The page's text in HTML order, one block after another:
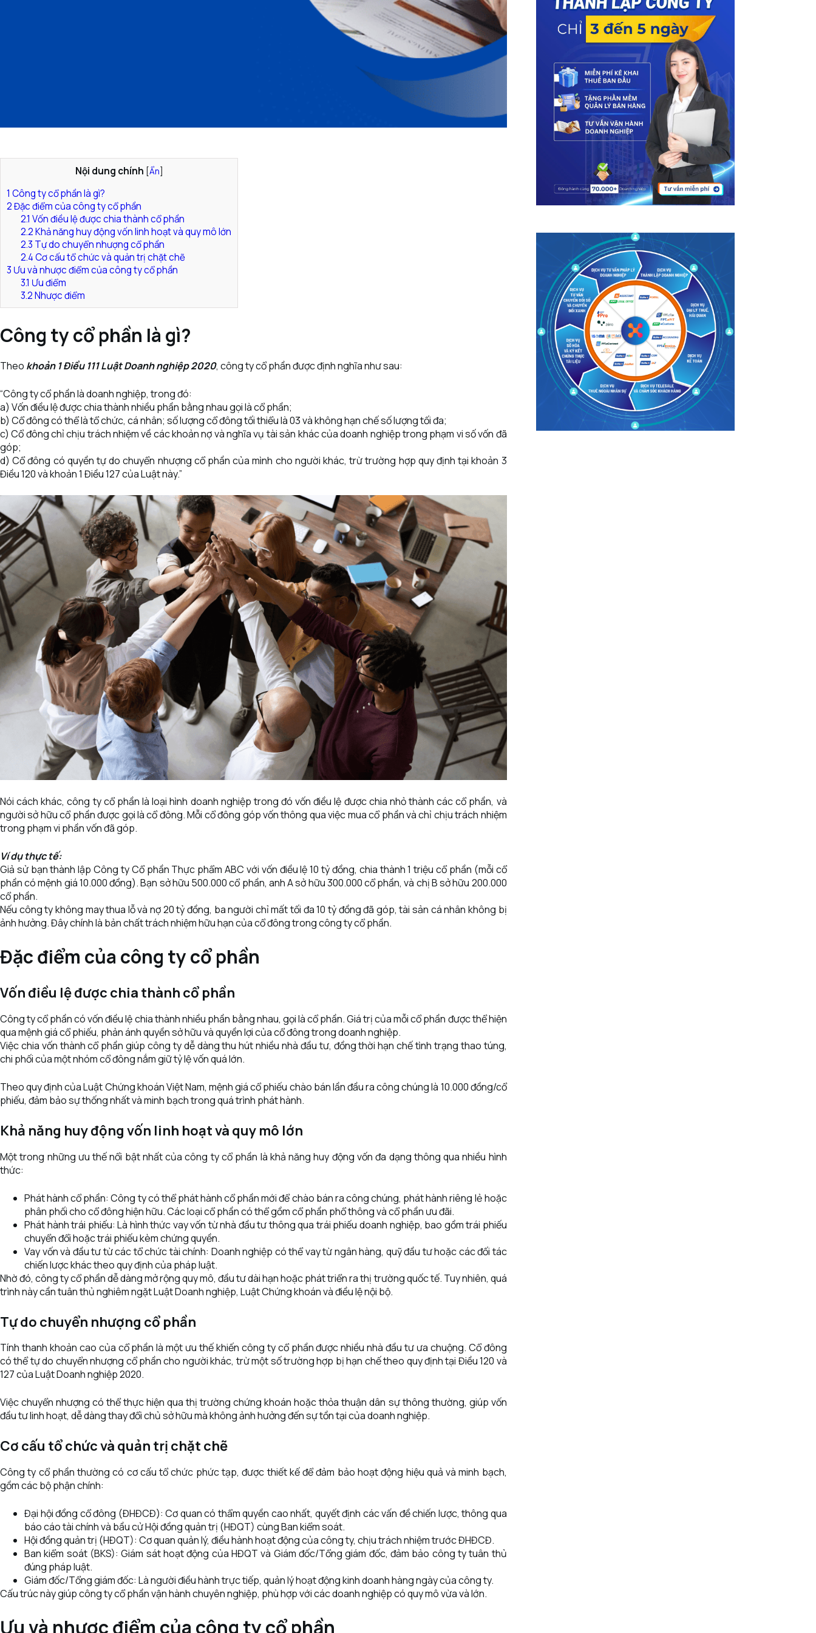
Nội dung chính Ẩn
1 Công ty cổ phần là gì?
2Đặc điểm của công ty cổ phần
2.1 Vốn điều lệ được chia thành cổ phần
2.2Khả năng huy động vốn linh hoạt và quy mô lớn
2.3 Tự do chuyển nhượng cổ phần
2.4Cơ cấu tổ chức và quản trị chặt chẽ
3 Ưu và nhược điểm của công ty cổ phần
3.1 Ưu điểm
3.2Nhược điểm
Công ty cổ phần là gì?
Theo khoản 1 Điều 111 Luật Doanh nghiệp 2020, công ty cổ phần được định nghĩa như sau:
“Công ty cổ phần là doanh nghiệp, trong đó:
a) Vốn điều lệ được chia thành nhiều phần bằng nhau gọi là cổ phần;
b) Cổ đông có thể là tổ chức, cá nhân; số lượng cổ đông tối thiểu là 03 và không hạn chế số lượng tối đa;
c) Cổ đông chỉ chịu trách nhiệm về các khoản nợ và nghĩa vụ tài sản khác của doanh nghiệp trong phạm vi số vốn đã
góp;
d) Cổ đông có quyền tự do chuyển nhượng cổ phần của mình cho người khác, trừ trường hợp quy định tại khoản 3
Điều 120 và khoản 1 Điều 127 của Luật này.”
Nói cách khác, công ty cổ phần là loại hình doanh nghiệp trong đó vốn điều lệ được chia nhỏ thành các cổ phần, và
người sở hữu cổ phần được gọi là cổ đông. Mỗi cổ đông góp vốn thông qua việc mua cổ phần và chỉ chịu trách nhiệm
trong phạm vi phần vốn đã góp.
Ví dụ thực tế:
Giả sử bạn thành lập Công ty Cổ phần Thực phẩm ABC với vốn điều lệ 10 tỷ đồng, chia thành 1 triệu cổ phần (mỗi cổ
phần có mệnh giá 10.000 đồng). Bạn sở hữu 500.000 cổ phần, anh A sở hữu 300.000 cổ phần, và chị B sở hữu 200.000
cổ phần.
Nếu công ty không may thua lỗ và nợ 20 tỷ đồng, ba người chỉ mất tối đa 10 tỷ đồng đã góp, tài sản cá nhân không bị
ảnh hưởng. Đây chính là bản chất trách nhiệm hữu hạn của cổ đông trong công ty cổ phần.
Đặc điểm của công ty cổ phần
Vốn điều lệ được chia thành cổ phần
Công ty cổ phần có vốn điều lệ chia thành nhiều phần bằng nhau, gọi là cổ phần. Giá trị của mỗi cổ phần được thể hiện
qua mệnh giá cổ phiếu, phản ánh quyền sở hữu và quyền lợi của cổ đông trong doanh nghiệp.
Việc chia vốn thành cổ phần giúp công ty dễ dàng thu hút nhiều nhà đầu tư, đồng thời hạn chế tình trạng thao túng,
chi phối của một nhóm cổ đông nắm giữ tỷ lệ vốn quá lớn.
Theo quy định của Luật Chứng khoán Việt Nam, mệnh giá cổ phiếu chào bán lần đầu ra công chúng là 10.000 đồng/cổ
phiếu, đảm bảo sự thống nhất và minh bạch trong quá trình phát hành.
Khả năng huy động vốn linh hoạt và quy mô lớn
Một trong những ưu thế nổi bật nhất của công ty cổ phần là khả năng huy động vốn đa dạng thông qua nhiều hình
thức:
Phát hành cổ phần: Công ty có thể phát hành cổ phần mới để chào bán ra công chúng, phát hành riêng lẻ hoặc
phân phối cho cổ đông hiện hữu. Các loại cổ phần có thể gồm cổ phần phổ thông và cổ phần ưu đãi.
Phát hành trái phiếu: Là hình thức vay vốn từ nhà đầu tư thông qua trái phiếu doanh nghiệp, bao gồm trái phiếu
chuyển đổi hoặc trái phiếu kèm chứng quyền.
Vay vốn và đầu tư từ các tổ chức tài chính: Doanh nghiệp có thể vay từ ngân hàng, quỹ đầu tư hoặc các đối tác
chiến lược khác theo quy định của pháp luật.
Nhờ đó, công ty cổ phần dễ dàng mở rộng quy mô, đầu tư dài hạn hoặc phát triển ra thị trường quốc tế. Tuy nhiên, quá
trình này cần tuân thủ nghiêm ngặt Luật Doanh nghiệp, Luật Chứng khoán và điều lệ nội bộ.
Tự do chuyển nhượng cổ phần
Tính thanh khoản cao của cổ phần là một ưu thế khiến công ty cổ phần được nhiều nhà đầu tư ưa chuộng. Cổ đông
có thể tự do chuyển nhượng cổ phần cho người khác, trừ một số trường hợp bị hạn chế theo quy định tại Điều 120 và
127 của Luật Doanh nghiệp 2020.
Việc chuyển nhượng có thể thực hiện qua thị trường chứng khoán hoặc thỏa thuận dân sự thông thường, giúp vốn
đầu tư linh hoạt, dễ dàng thay đổi chủ sở hữu mà không ảnh hưởng đến sự tồn tại của doanh nghiệp.
Cơ cấu tổ chức và quản trị chặt chẽ
Công ty cổ phần thường có cơ cấu tổ chức phức tạp, được thiết kế để đảm bảo hoạt động hiệu quả và minh bạch,
gồm các bộ phận chính:
Đại hội đồng cổ đông (ĐHĐCĐ): Cơ quan có thẩm quyền cao nhất, quyết định các vấn đề chiến lược, thông qua
báo cáo tài chính và bầu cử Hội đồng quản trị (HĐQT) cùng Ban kiểm soát.
Hội đồng quản trị (HĐQT): Cơ quan quản lý, điều hành hoạt động của công ty, chịu trách nhiệm trước ĐHĐCĐ.
Ban kiểm soát (BKS): Giám sát hoạt động của HĐQT và Giám đốc/Tổng giám đốc, đảm bảo công ty tuân thủ
đúng pháp luật.
Giám đốc/Tổng giám đốc: Là người điều hành trực tiếp, quản lý hoạt động kinh doanh hàng ngày của công ty.
Cấu trúc này giúp công ty cổ phần vận hành chuyên nghiệp, phù hợp với các doanh nghiệp có quy mô vừa và lớn.
Ưu và nhược điểm của công ty cổ phần